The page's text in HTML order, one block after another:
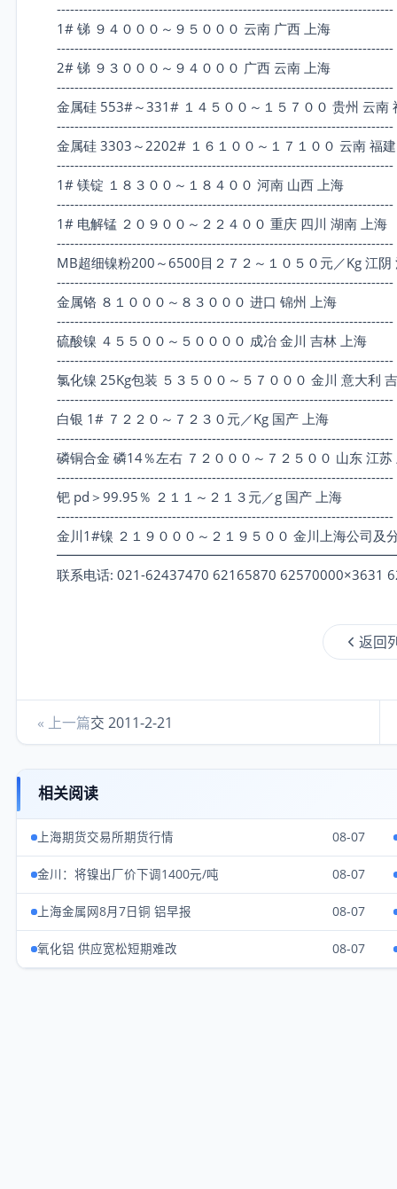
----------------------------------------------------------------------------
1# 锑 ９４０００～９５０００ 云南 广西 上海
----------------------------------------------------------------------------
2# 锑 ９３０００～９４０００ 广西 云南 上海
----------------------------------------------------------------------------
金属硅 553#～331# １４５００～１５７００ 贵州 云南
----------------------------------------------------------------------------
金属硅 3303～2202# １６１００～１７１００ 云南 福
----------------------------------------------------------------------------
1# 镁锭 １８３００～１８４００ 河南 山西 上海
----------------------------------------------------------------------------
1# 电解锰 ２０９００～２２４００ 重庆 四川 湖南 上海
----------------------------------------------------------------------------
MB超细镍粉200～6500目２７２～１０５０元／Kg 江阴
----------------------------------------------------------------------------
金属铬 ８１０００～８３０００ 进口 锦州 上海
----------------------------------------------------------------------------
硫酸镍 ４５５００～５００００ 成冶 金川 吉林 上海
----------------------------------------------------------------------------
氯化镍 25Kg包装 ５３５００～５７０００ 金川 意大利
----------------------------------------------------------------------------
白银 1# ７２２０～７２３０元／Kg 国产 上海
----------------------------------------------------------------------------
磷铜合金 磷14％左右 ７２０００～７２５００ 山东 江苏
----------------------------------------------------------------------------
钯 pd＞99.95％ ２１１～２１３元／g 国产 上海
----------------------------------------------------------------------------
金川1#镍 ２１９０００～２１９５００ 金川上海公司及
联系电话: 021-62437470 62165870 62570000×3631
返回
« 上一篇交 2011-2-21
相关阅读
上海期货交易所期货行情 08-07
金川：将镍出厂价下调1400元/吨 08-07
上海金属网8月7日铜 铝早报 08-07
氧化铝 供应宽松短期难改 08-07